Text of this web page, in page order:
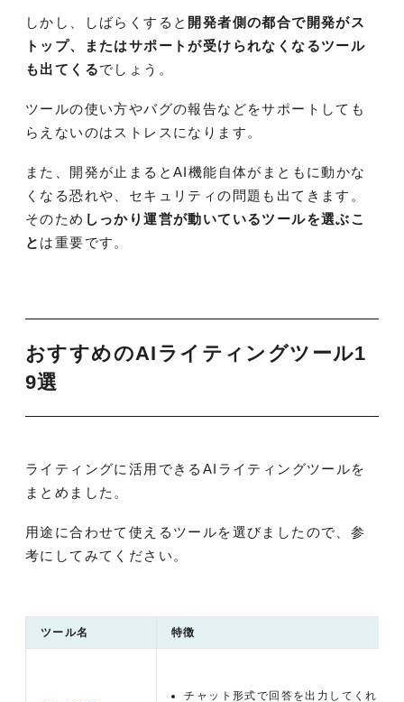
しかし、しばらくすると 開発者側の都合で開発がス
トップ、またはサポートが受けられなくなるツール
も出てくるでしょう。
ツールの使い方やバグの報告などをサポートしても
らえないのはストレスになります。
また、開発が止まるとAI機能自体がまともに動かな
くなる恐れや、セキュリティの問題も出てきます。
そのため しっかり運営が動いているツールを選ぶこ
と は重要です。
おすすめのAIライティングツール1
9選
ライティングに活用できるAIライティングツールを
まとめました。
用途に合わせて使えるツールを選びましたので、参
考にしてみてください。
ツール名 特徴
チャット形式で回答を出力してくれる